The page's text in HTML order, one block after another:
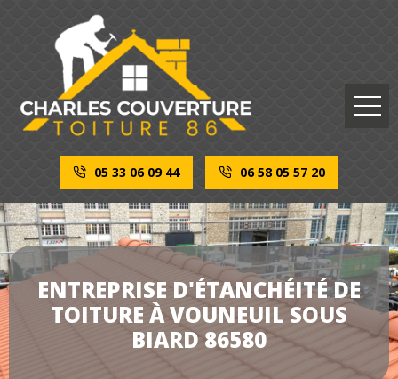
05 33 06 09 44 06 58 05 57 20
ENTREPRISE D'ÉTANCHÉITÉ DE
TOITURE À VOUNEUIL SOUS
BIARD 86580